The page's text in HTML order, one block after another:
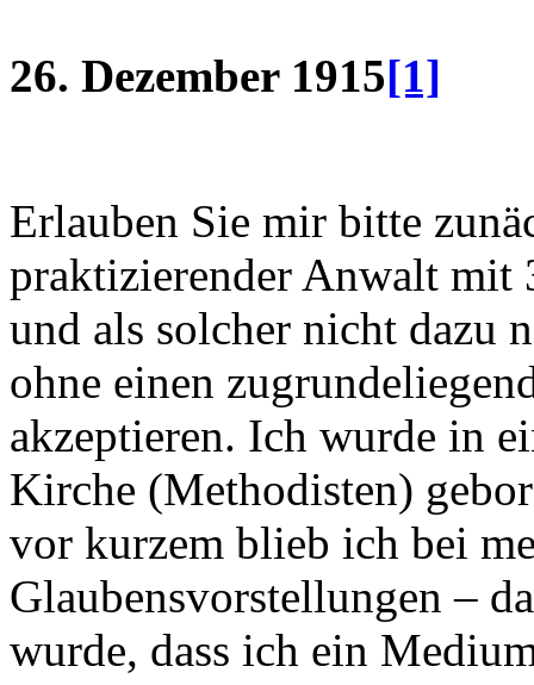
26. Dezember 1915[1]
Erlauben Sie mir bitte
praktizierender Anwalt mit
und als solcher nicht dazu
ohne einen
akzeptieren. Ich wurde in
Kirche (Methodisten)
vor kurzem blieb ich bei
Glaubensvorstellungen –
wurde, dass ich ein